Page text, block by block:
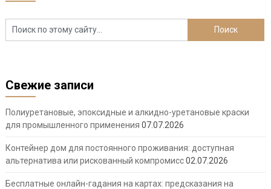
Свежие записи
Полиуретановые, эпоксидные и алкидно-уретановые краски
для промышленного применения 07.07.2026
Контейнер дом для постоянного проживания: доступная
альтернатива или рискованный компромисс02.07.2026
Бесплатные онлайн-гадания на картах: предсказания на